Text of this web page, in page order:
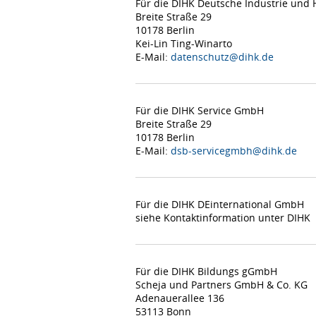
Für die DIHK Deutsche Industrie und
Breite Straße 29
10178 Berlin
Kei-Lin Ting-Winarto
E-Mail: datenschutz@dihk.de
Für die DIHK Service GmbH
Breite Straße 29
10178 Berlin
E-Mail: dsb-servicegmbh@dihk.de
Für die DIHK DEinternational GmbH
siehe Kontaktinformation unter DIHK
Für die DIHK Bildungs gGmbH
Scheja und Partners GmbH & Co. KG
Adenauerallee 136
53113 Bonn